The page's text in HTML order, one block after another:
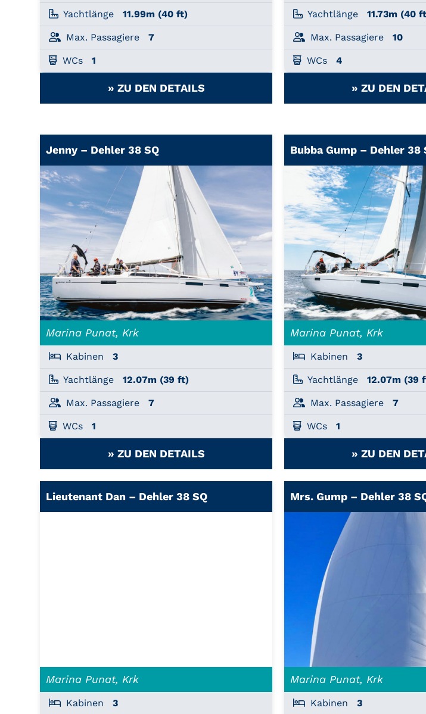
Yachtlänge 11.99m (40 ft)
Max. Passagiere 7
WCs 1
» ZU DEN DETAILS
Yachtlänge 11.73m (40
Max. Passagiere 10
WCs 4
» ZU DEN
Jenny – Dehler 38 SQ
Marina Punat, Krk
Kabinen 3
Yachtlänge 12.07m (39 ft)
Max. Passagiere 7
WCs 1
» ZU DEN DETAILS
Bubba Gump – Dehler 38
Marina Punat, Krk
Kabinen 3
Yachtlänge 12.07m (39
Max. Passagiere 7
WCs 1
» ZU DEN
Lieutenant Dan – Dehler 38 SQ
Marina Punat, Krk
Kabinen 3
Mrs. Gump – Dehler 38
Marina Punat, Krk
Kabinen 3